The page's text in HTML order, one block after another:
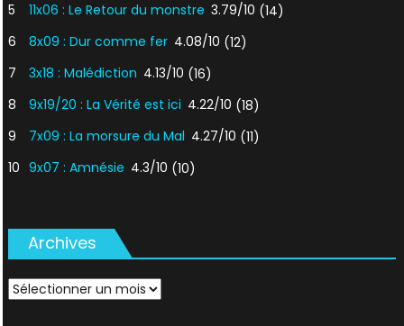
5
11x06 : Le Retour du monstre 3.79/10 (14)
6
8x09 : Dur comme fer 4.08/10 (12)
7
3x18 : Malédiction 4.13/10 (16)
8
9x19/20 : La Vérité est ici 4.22/10 (18)
9
7x09 : La morsure du Mal 4.27/10 (11)
10 9x07 : Amnésie 4.3/10 (10)
Archives
Archives